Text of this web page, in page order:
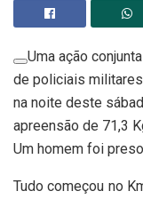
Uma ação
de policiais militares
na noite deste
apreensão de 71,3
Um homem foi
Tudo começou no